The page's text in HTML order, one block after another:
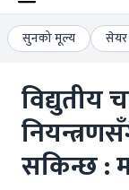
सुनको मूल्य
विद्युतीय
सकिन्छ :